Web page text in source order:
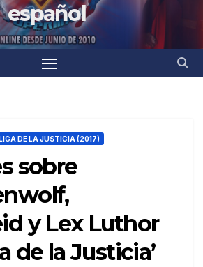
español
DE LA JUSTICIA (2017)
sobre
y Lex Luthor
de la Justicia’